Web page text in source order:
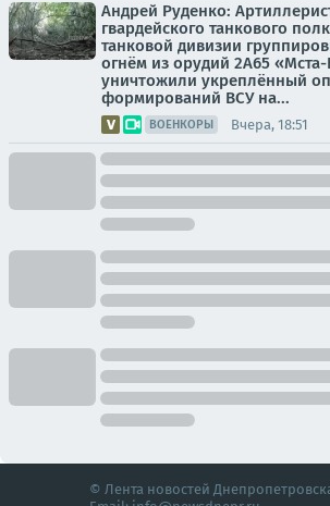
Андрей Руденко:
гвардейского танкового
танковой дивизии
огнём из орудий 2А65
уничтожили укреплённый
формирований ВСУ на...
ВОЕНКОРЫ Вчера, 18:51
© Лента новостей